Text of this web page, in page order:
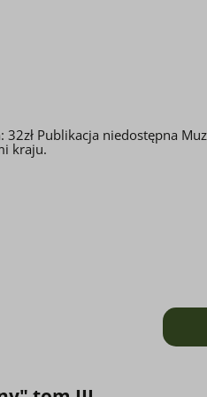
Publikacja niedostępna
kraju.